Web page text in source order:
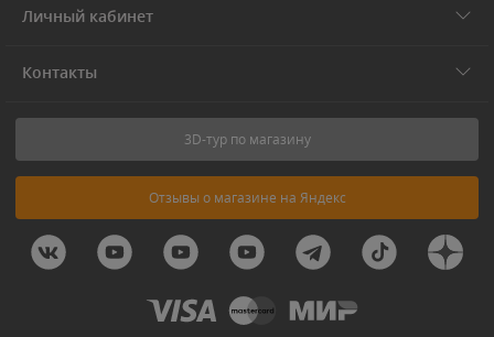
Личный кабинет
Контакты
3D-тур по магазину
Отзывы о магазине на Яндекс